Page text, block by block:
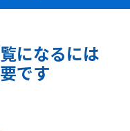
になるには
です